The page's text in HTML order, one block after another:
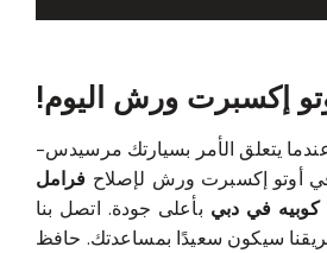
إكسبرت ورش اليوم!
يتعلق الأمر بسيارتك مرسيدس-
فرامل
بأعلى جودة. اتصل بنا
سيكون سعيدًا بمساعدتك. حافظ